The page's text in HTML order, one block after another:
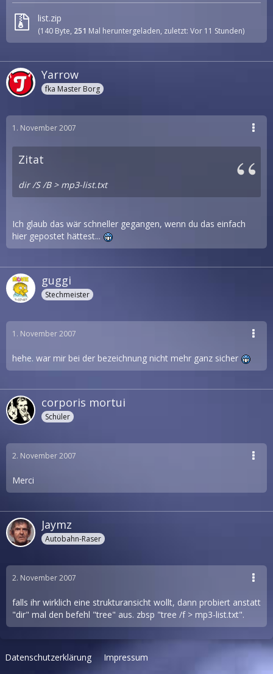
list.zip
(140 Byte, 251 Mal heruntergeladen, zuletzt: Vor 11 Stunden)
Yarrow
fka Master Borg
1. November 2007
Zitat
dir /S /B > mp3-list.txt
Ich glaub das wär schneller gegangen, wenn du das einfach
hier gepostet hättest...
guggi
Stechmeister
1. November 2007
hehe. war mir bei der bezeichnung nicht mehr ganz sicher
corporis mortui
Schüler
2. November 2007
Merci
Jaymz
Autobahn-Raser
2. November 2007
falls ihr wirklich eine strukturansicht wollt, dann probiert anstatt
"dir" mal den befehl "tree" aus. zbsp "tree /f > mp3-list.txt".
Datenschutzerklärung Impressum